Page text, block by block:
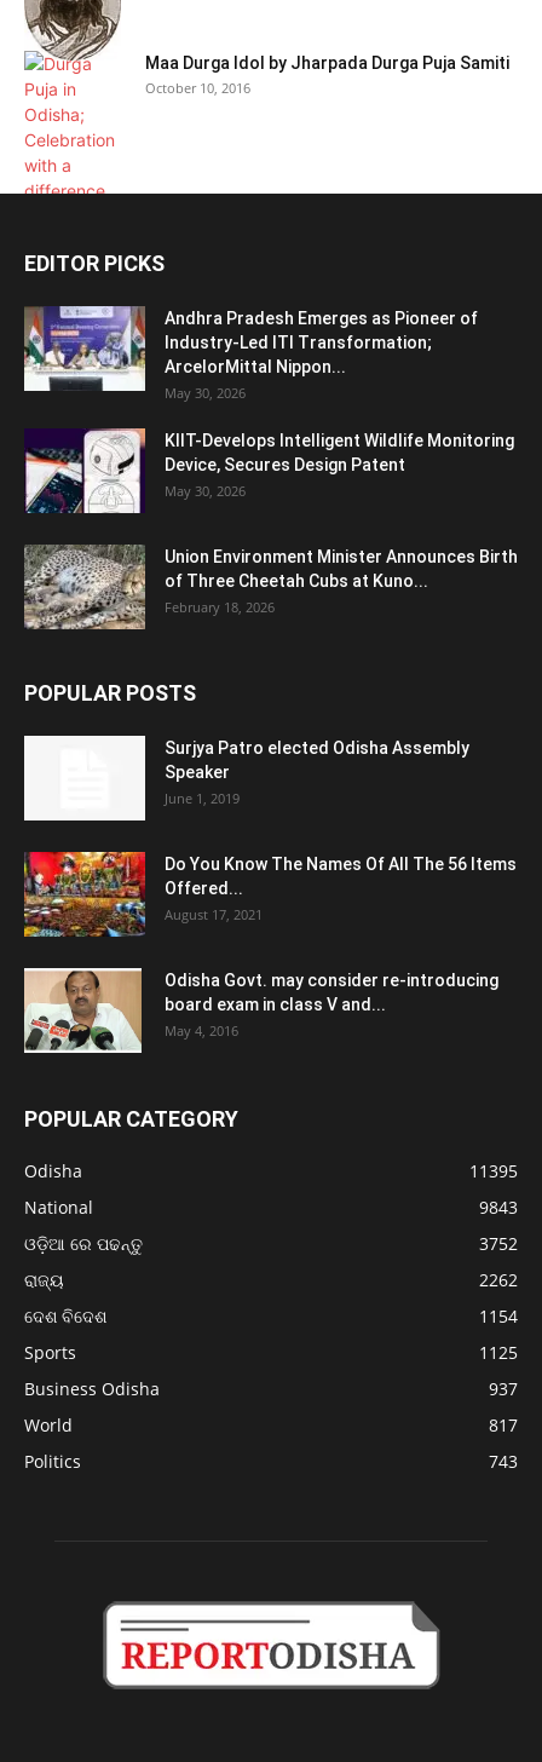
Maa Durga Idol by Jharpada Durga Puja Samiti
October 10, 2016
EDITOR PICKS
Andhra Pradesh Emerges as Pioneer of
Industry-Led ITI Transformation;
ArcelorMittal Nippon...
May 30, 2026
KIIT-Develops Intelligent Wildlife Monitoring
Device, Secures Design Patent
May 30, 2026
Union Environment Minister Announces Birth
of Three Cheetah Cubs at Kuno...
February 18, 2026
POPULAR POSTS
Surjya Patro elected Odisha Assembly
Speaker
June 1, 2019
Do You Know The Names Of All The 56 Items
Offered...
August 17, 2021
Odisha Govt. may consider re-introducing
board exam in class V and...
May 4, 2016
POPULAR CATEGORY
Odisha
11395
National
9843
ଓଡ଼ିଆ ରେ ପଢନ୍ତୁ
3752
ରାଜ୍ୟ
2262
ଦେଶ ବିଦେଶ
1154
Sports
1125
Business Odisha
937
World
817
Politics
743